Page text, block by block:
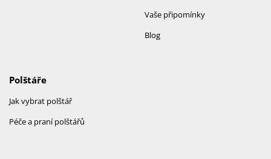
Vaše připomínky
Blog
Polštáře
Jak vybrat polštář
Péče a praní polštářů